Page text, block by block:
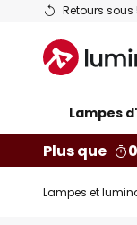
Retours sous
Allez
contenu
Lampes
Plus que
Lampes et